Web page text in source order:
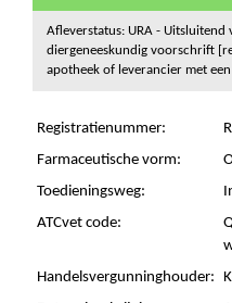
Afleverstatus: URA -
diergeneeskundig voorschrift
apotheek of leverancier met
Registratienummer:
Farmaceutische vorm:
Toedieningsweg:
ATCvet code:
Handelsvergunninghouder: